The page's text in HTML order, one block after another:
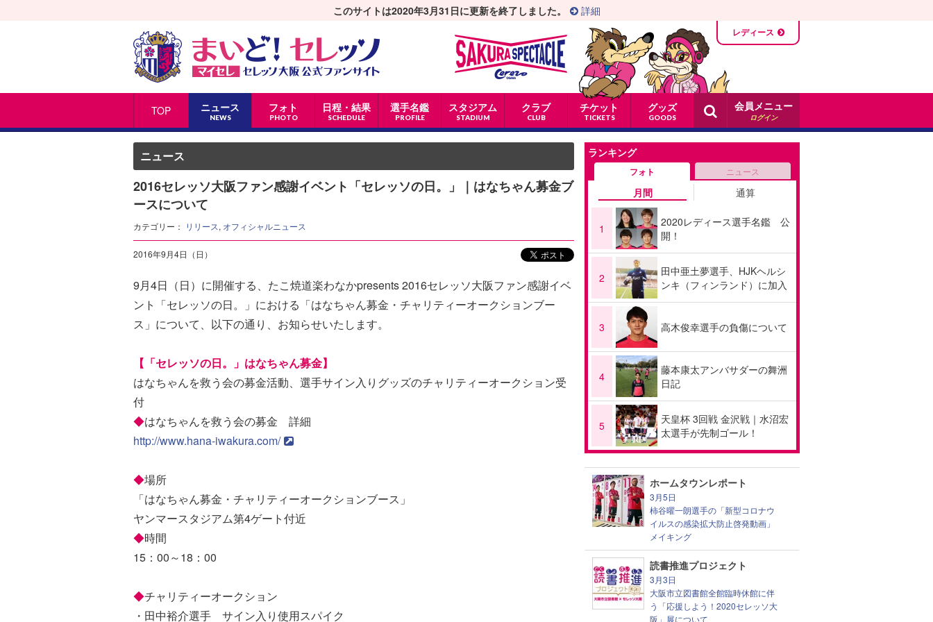
TOP ニュース
NEWS
フォト
PHOTO
日程・結果
SCHEDULE
選手名鑑
PROFILE
スタジアム
STADIUM
クラブ
CLUB
チケット
TICKETS
グッズ
GOODS
このサイトは2020年3月31日に更新を終了しました。 詳細
レディース
会員メニュー
ログイン
ニュース
2016セレッソ大阪ファン感謝イベント「セレッソの日。」｜はなちゃん募金ブ
ースについて
カテゴリー： リリース, オフィシャルニュース
2016年9月4日（日）
9月4日（日）に開催する、たこ焼道楽わなかpresents 2016セレッソ大阪ファン感謝イベ
ント「セレッソの日。」における「はなちゃん募金・チャリティーオークションブー
ス」について、以下の通り、お知らせいたします。
【「セレッソの日。」はなちゃん募金】
はなちゃんを救う会の募金活動、選手サイン入りグッズのチャリティーオークション受
付
◆はなちゃんを救う会の募金 詳細
http://www.hana-iwakura.com/
◆場所
「はなちゃん募金・チャリティーオークションブース」
ヤンマースタジアム第4ゲート付近
◆時間
15：00～18：00
◆チャリティーオークション
・田中裕介選手 サイン入り使用スパイク
ランキング
フォト ニュース
月間 通算
1
2020レディース選手名鑑 公
開！
2
田中亜土夢選手、HJKヘルシ
ンキ（フィンランド）に加入
3 高木俊幸選手の負傷について
4
藤本康太アンバサダーの舞洲
日記
5
天皇杯 3回戦 金沢戦｜水沼宏
太選手が先制ゴール！
ホームタウンレポート
3月5日
柿谷曜一朗選手の「新型コロナウ
イルスの感染拡大防止啓発動画」
メイキング
読書推進プロジェクト
3月3日
大阪市立図書館全館臨時休館に伴
う「応援しよう！2020セレッソ大
阪」展について